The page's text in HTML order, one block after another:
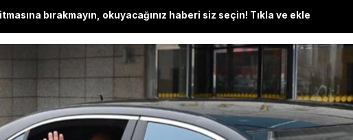
bırakmayın, okuyacağınız haberi siz seçin! Tıkla ve ekle